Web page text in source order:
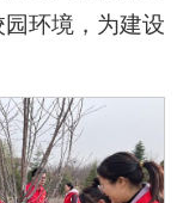
环境，为建设